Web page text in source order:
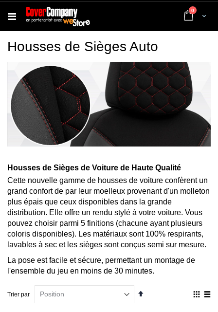
Cart
0 articles
Housses de Sièges Auto
Housses de Sièges de Voiture de Haute Qualité
Cette nouvelle gamme de housses de voiture confèrent un
grand confort de par leur moelleux provenant d'un molleton
plus épais que ceux disponibles dans la grande
distribution. Elle offre un rendu stylé à votre voiture. Vous
pouvez choisir parmi 5 finitions (chacune ayant plusieurs
coloris disponibles). Les matériaux sont 100% respirants,
lavables à sec et les sièges sont conçus semi sur mesure.
La pose est facile et sécure, permettant un montage de
l'ensemble du jeu en moins de 30 minutes.
Trier par
Par
en